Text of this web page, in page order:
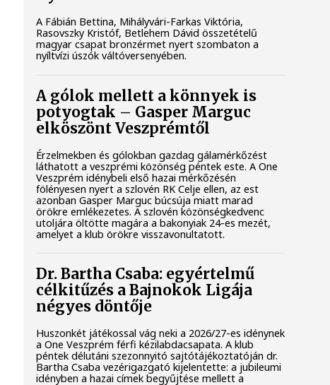
A Fábián Bettina, Mihályvári-Farkas Viktória,
Rasovszky Kristóf, Betlehem Dávid összetételű
magyar csapat bronzérmet nyert szombaton a
nyíltvízi úszók váltóversenyében.
A gólok mellett a könnyek is
potyogtak – Gasper Marguc
elköszönt Veszprémtől
Érzelmekben és gólokban gazdag gálamérkőzést
láthatott a veszprémi közönség péntek este. A One
Veszprém idénybeli első hazai mérkőzésén
fölényesen nyert a szlovén RK Celje ellen, az est
azonban Gasper Marguc búcsúja miatt marad
örökre emlékezetes. A szlovén közönségkedvenc
utoljára öltötte magára a bakonyiak 24-es mezét,
amelyet a klub örökre visszavonultatott.
Dr. Bartha Csaba: egyértelmű
célkitűzés a Bajnokok Ligája
négyes döntője
Huszonkét játékossal vág neki a 2026/27-es idénynek
a One Veszprém férfi kézilabdacsapata. A klub
péntek délutáni szezonnyitó sajtótájékoztatóján dr.
Bartha Csaba vezérigazgató kijelentette: a jubileumi
idényben a hazai címek begyűjtése mellett a